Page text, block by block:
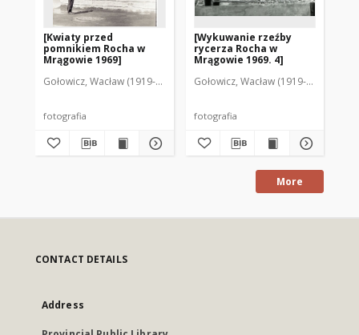
[Kwiaty przed
pomnikiem Rocha w
Mrągowie 1969]
Gołowicz, Wacław (1919-1983). Fot.
fotografia
[Wykuwanie rzeźby
rycerza Rocha w
Mrągowie 1969. 4]
Gołowicz, Wacław (1919-1983). Fot.
fotografia
More
CONTACT DETAILS
Address